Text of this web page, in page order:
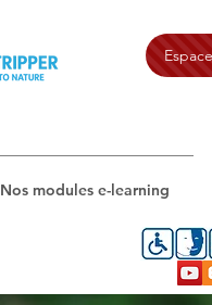
Nos modules e-learning